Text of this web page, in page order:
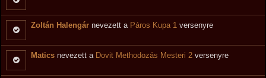
Zoltán Halengár nevezett a Páros Kupa 1 versenyre
Matics nevezett a Dovit Methodozás Mesteri 2 versenyre